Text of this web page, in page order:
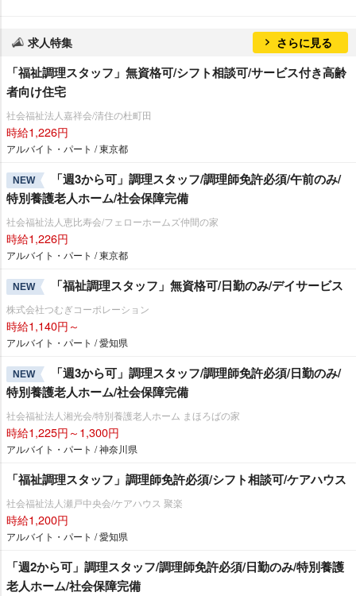
求人特集 さらに見る
「福祉調理スタッフ」無資格可/シフト相談可/サービス付き高齢
者向け住宅
社会福祉法人嘉祥会/清住の杜町田
時給1,226円
アルバイト・パート / 東京都
NEW
「週3から可」調理スタッフ/調理師免許必須/午前のみ/
特別養護老人ホーム/社会保障完備
社会福祉法人恵比寿会/フェローホームズ仲間の家
時給1,226円
アルバイト・パート / 東京都
NEW 「福祉調理スタッフ」無資格可/日勤のみ/デイサービス
株式会社つむぎコーポレーション
時給1,140円～
アルバイト・パート / 愛知県
NEW
「週3から可」調理スタッフ/調理師免許必須/日勤のみ/
特別養護老人ホーム/社会保障完備
社会福祉法人湘光会/特別養護老人ホーム まほろばの家
時給1,225円～1,300円
アルバイト・パート / 神奈川県
「福祉調理スタッフ」調理師免許必須/シフト相談可/ケアハウス
社会福祉法人瀬戸中央会/ケアハウス 聚楽
時給1,200円
アルバイト・パート / 愛知県
「週2から可」調理スタッフ/調理師免許必須/日勤のみ/特別養護
老人ホーム/社会保障完備